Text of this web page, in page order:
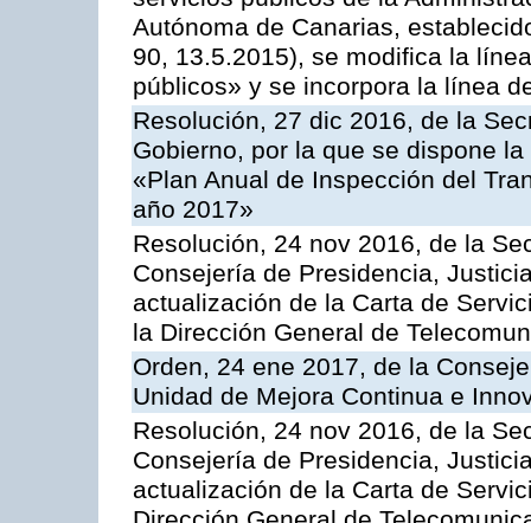
Autónoma de Canarias,
90, 13.5.2015), se modifica la
públicos» y se incorpora la línea
Resolución, 27 dic 2016, de la
Gobierno, por la que se dispone
«Plan Anual de Inspección del
año 2017»
Resolución, 24 nov 2016, de la
Consejería de Presidencia,
actualización de la Carta de
la Dirección General de
Orden, 24 ene 2017, de la
Unidad de Mejora Continua e
Resolución, 24 nov 2016, de la
Consejería de Presidencia,
actualización de la Carta de